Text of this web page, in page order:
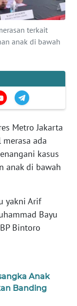
terkait
anak di bawah
Metro Jakarta
ada
kasus
anak di bawah
yakni Arif
Bayu
Bintoro
Anak
Banding